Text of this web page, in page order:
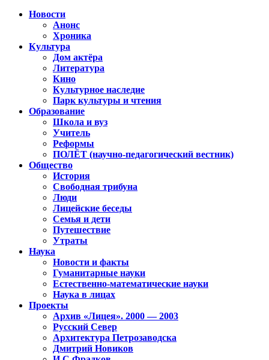
Новости
Анонс
Хроника
Культура
Дом актёра
Литература
Кино
Культурное наследие
Парк культуры и чтения
Образование
Школа и вуз
Учитель
Реформы
ПОЛЁТ (научно-педагогический вестник)
Общество
История
Свободная трибуна
Люди
Лицейские беседы
Семья и дети
Путешествие
Утраты
Наука
Новости и факты
Гуманитарные науки
Естественно-математические науки
Наука в лицах
Проекты
Архив «Лицея». 2000 — 2003
Русский Север
Архитектура Петрозаводска
Дмитрий Новиков